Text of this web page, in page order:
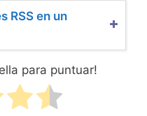
RSS en un
para puntuar!